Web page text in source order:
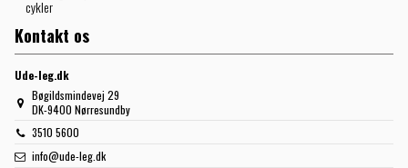
cykler
Kontakt os
Ude-leg.dk
Bøgildsmindevej 29
DK-9400 Nørresundby
3510 5600
info@ude-leg.dk